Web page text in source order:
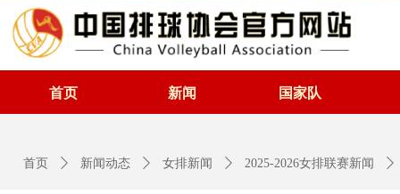
首页 新闻 国家队
首页 ꄲ 新闻动态 ꄲ 女排新闻 ꄲ 2025-2026女排联赛新闻 ꄲ